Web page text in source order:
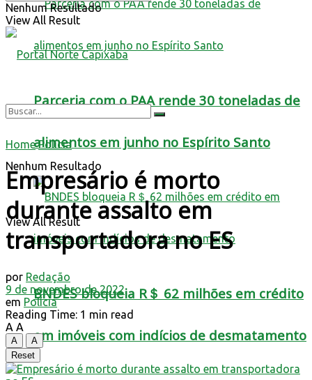
Parceria com o PAA rende 30 toneladas de
alimentos em junho no Espírito Santo
BNDES bloqueia R＄ 62 milhões em crédito
em imóveis com indícios de desmatamento
Nenhum Resultado
View All Result
Nenhum Resultado
View All Result
Home Polícia
Empresário é morto
durante assalto em
transportadora no ES
por Redação
9 de novembro de 2022
em Polícia
Reading Time: 1 min read
A A
A
A
Reset